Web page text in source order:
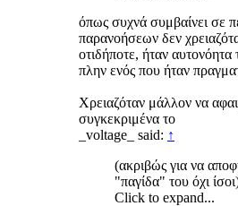
όπως συχνά συμβαίνει σε
παρανοήσεων δεν
οτιδήποτε, ήταν αυτονόητα
πλην ενός που ήταν
Χρειαζόταν μάλλον να
συγκεκριμένα το
_voltage_ said: ↑
(ακριβώς για να
"παγίδα" του όχι
Click to expand...